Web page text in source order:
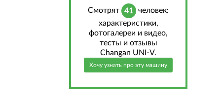
Cмотрят 41
человек:
характеристики,
фотогалереи и видео,
тесты и отзывы
Changan UNI-V.
Хочу узнать про эту машину